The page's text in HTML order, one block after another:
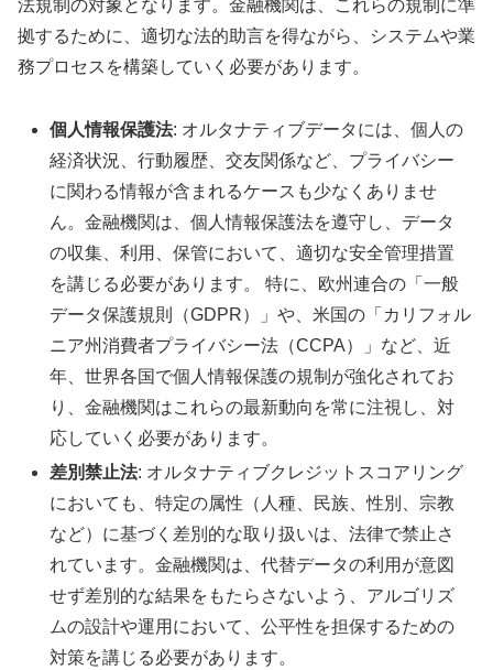
法規制の対象となります。金融機関は、これらの規制に準
拠するために、適切な法的助言を得ながら、システムや業
務プロセスを構築していく必要があります。
個人情報保護法: オルタナティブデータには、個人の
経済状況、行動履歴、交友関係など、プライバシー
に関わる情報が含まれるケースも少なくありませ
ん。金融機関は、個人情報保護法を遵守し、データ
の収集、利用、保管において、適切な安全管理措置
を講じる必要があります。 特に、欧州連合の「一般
データ保護規則（GDPR）」や、米国の「カリフォル
ニア州消費者プライバシー法（CCPA）」など、近
年、世界各国で個人情報保護の規制が強化されてお
り、金融機関はこれらの最新動向を常に注視し、対
応していく必要があります。
差別禁止法: オルタナティブクレジットスコアリング
においても、特定の属性（人種、民族、性別、宗教
など）に基づく差別的な取り扱いは、法律で禁止さ
れています。金融機関は、代替データの利用が意図
せず差別的な結果をもたらさないよう、アルゴリズ
ムの設計や運用において、公平性を担保するための
対策を講じる必要があります。